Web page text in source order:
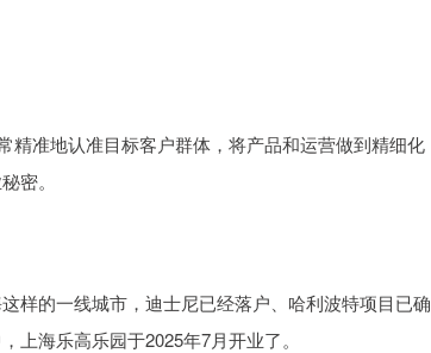
精准地认准目标客户群体，将产品和运营做到精细化
密。
样的一线城市，迪士尼已经落户、哈利波特项目已确
上海乐高乐园于2025年7月开业了。